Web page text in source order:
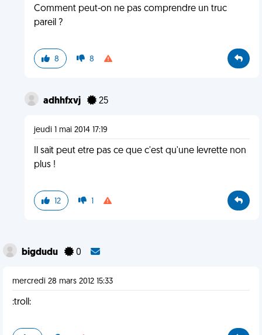
Comment peut-on ne pas comprendre un truc
pareil ?
8 8
adhhfxvj 25
jeudi 1 mai 2014 17:19
Il sait peut etre pas ce que c'est qu'une levrette non
plus !
12 1
bigdudu 0
mercredi 28 mars 2012 15:33
:troll: